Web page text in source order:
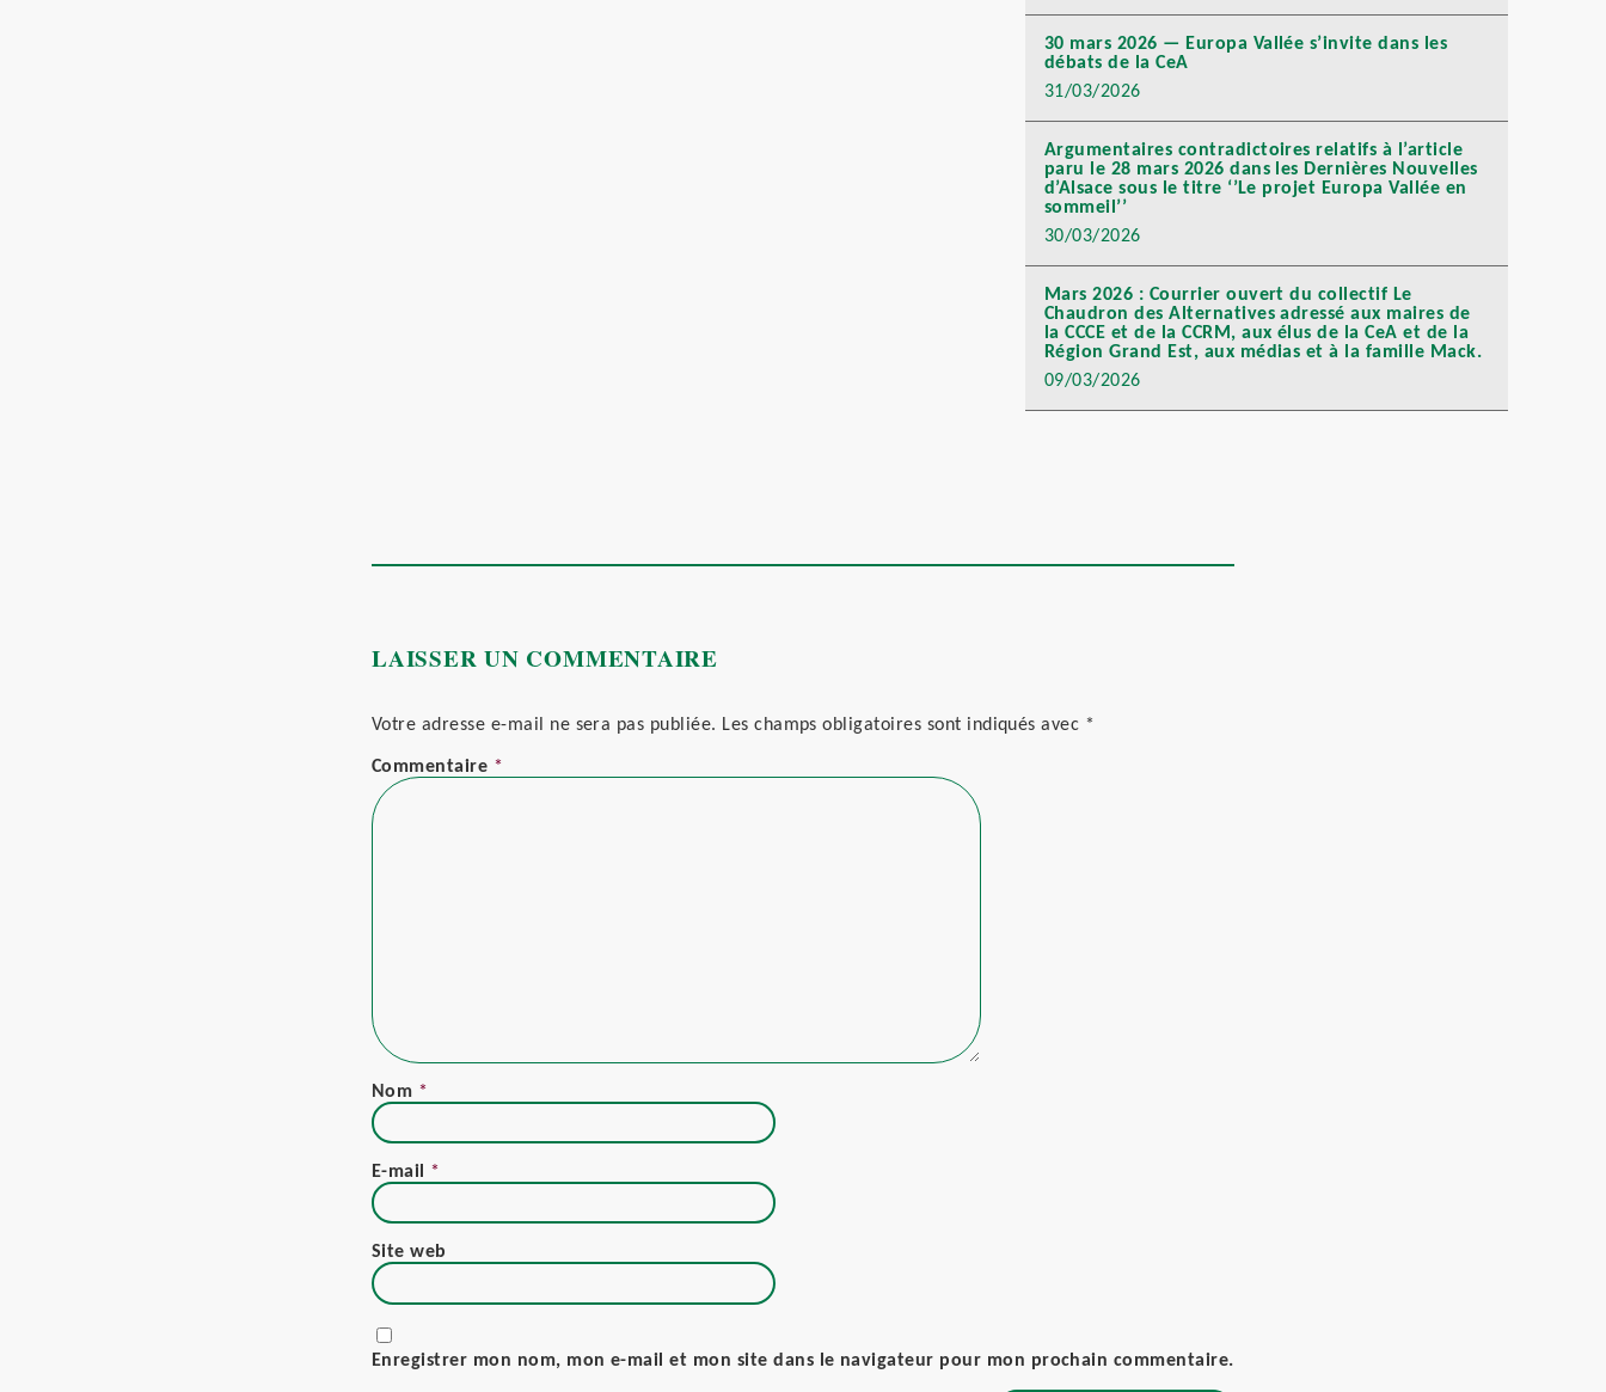
30 mars 2026 — Europa Vallée s’invite dans les
débats de la CeA
31/03/2026
Argumentaires contradictoires relatifs à l’article
paru le 28 mars 2026 dans les Dernières Nouvelles
d’Alsace sous le titre ‘’Le projet Europa Vallée en
sommeil’’
30/03/2026
Mars 2026 : Courrier ouvert du collectif Le
Chaudron des Alternatives adressé aux maires de
la CCCE et de la CCRM, aux élus de la CeA et de la
Région Grand Est, aux médias et à la famille Mack.
09/03/2026
LAISSER UN COMMENTAIRE
Votre adresse e-mail ne sera pas publiée. Les champs obligatoires sont indiqués avec *
Commentaire *
Nom *
E-mail *
Site web
Enregistrer mon nom, mon e-mail et mon site dans le navigateur pour mon prochain commentaire.